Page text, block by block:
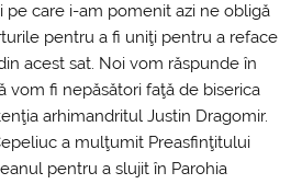
pe care i-am pomenit azi ne obligă
pentru a fi uniţi pentru a reface
acest sat. Noi vom răspunde în
vom fi nepăsători faţă de biserica
arhimandritul Justin Dragomir.
a mulţumit Preasfinţitului
pentru a slujit în Parohia